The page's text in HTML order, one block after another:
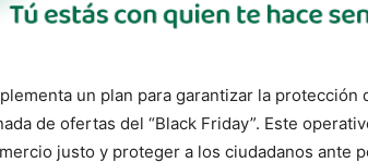
un plan para garantizar la
de ofertas del “Black Friday”. Este
justo y proteger a los ciudadanos ante